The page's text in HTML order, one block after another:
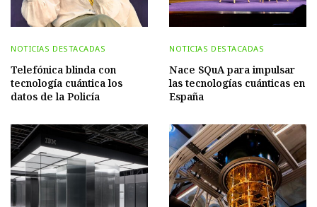
NOTICIAS DESTACADAS
Telefónica blinda con
tecnología cuántica los
datos de la Policía
NOTICIAS DESTACADAS
Nace SQuA para impulsar
las tecnologías cuánticas en
España